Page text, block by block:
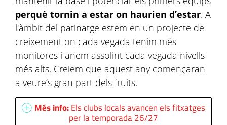
perquè tornin a estar on haurien d’estar. A
l'àmbit del patinatge estem en un projecte de
creixement on cada vegada tenim més
monitores i anem assolint cada vegada nivells
més alts. Creiem que aquest any començaran
a veure’s gran part dels fruits.
Més info:Els clubs locals avancen els fitxatges
per la temporada 26/27